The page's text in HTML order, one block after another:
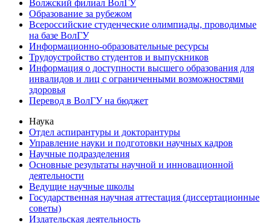
Волжский филиал ВолГУ
Образование за рубежом
Всероссийские студенческие олимпиады, проводимые
на базе ВолГУ
Информационно-образовательные ресурсы
Трудоустройство студентов и выпускников
Информация о доступности высшего образования для
инвалидов и лиц с ограниченными возможностями
здоровья
Перевод в ВолГУ на бюджет
Наука
Отдел аспирантуры и докторантуры
Управление науки и подготовки научных кадров
Научные подразделения
Основные результаты научной и инновационной
деятельности
Ведущие научные школы
Государственная научная аттестация (диссертационные
советы)
Издательская деятельность